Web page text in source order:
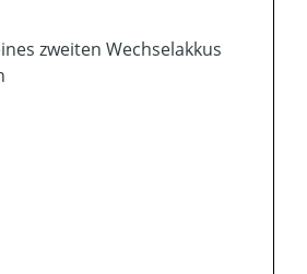
zweiten Wechselakkus